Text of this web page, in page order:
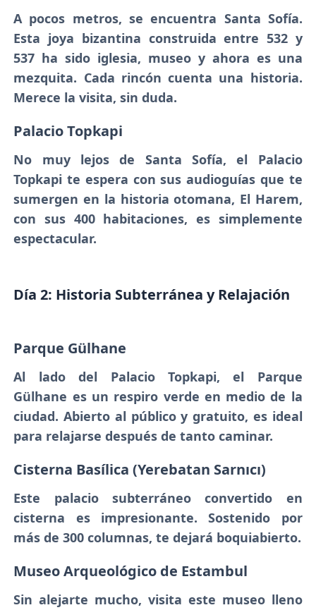
A pocos metros, se encuentra Santa Sofía.
Esta joya bizantina construida entre 532 y
537 ha sido iglesia, museo y ahora es una
mezquita. Cada rincón cuenta una historia.
Merece la visita, sin duda.
Palacio Topkapi
No muy lejos de Santa Sofía, el Palacio
Topkapi te espera con sus audioguías que te
sumergen en la historia otomana, El Harem,
con sus 400 habitaciones, es simplemente
espectacular.
Día 2: Historia Subterránea y Relajación
Parque Gülhane
Al lado del Palacio Topkapi, el Parque
Gülhane es un respiro verde en medio de la
ciudad. Abierto al público y gratuito, es ideal
para relajarse después de tanto caminar.
Cisterna Basílica (Yerebatan Sarnıcı)
Este palacio subterráneo convertido en
cisterna es impresionante. Sostenido por
más de 300 columnas, te dejará boquiabierto.
Museo Arqueológico de Estambul
Sin alejarte mucho, visita este museo lleno